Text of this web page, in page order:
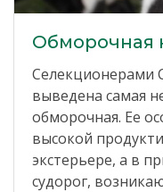
Обморочная
Селекционерами
выведена самая
обморочная. Ее
высокой
экстерьере, а в
судорог,